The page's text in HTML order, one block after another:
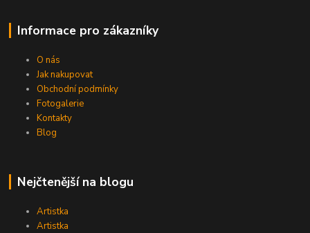
Informace pro zákazníky
O nás
Jak nakupovat
Obchodní podmínky
Fotogalerie
Kontakty
Blog
Nejčtenější na blogu
Artistka
Artistka